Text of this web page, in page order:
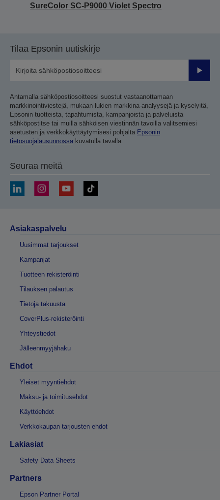
SureColor SC-P9000 Violet Spectro
Tilaa Epsonin uutiskirje
Lähetä
Antamalla sähköpostiosoitteesi suostut vastaanottamaan
markkinointiviestejä, mukaan lukien markkina-analyysejä ja kyselyitä,
Epsonin tuotteista, tapahtumista, kampanjoista ja palveluista
sähköpostitse tai muilla sähköisen viestinnän tavoilla valitsemiesi
asetusten ja verkkokäyttäytymisesi pohjalta Epsonin
tietosuojalausunnossa kuvatulla tavalla.
Seuraa meitä
Asiakaspalvelu
Uusimmat tarjoukset
Kampanjat
Tuotteen rekisteröinti
Tilauksen palautus
Tietoja takuusta
CoverPlus-rekisteröinti
Yhteystiedot
Jälleenmyyjähaku
Ehdot
Yleiset myyntiehdot
Maksu- ja toimitusehdot
Käyttöehdot
Verkkokaupan tarjousten ehdot
Lakiasiat
Safety Data Sheets
Partners
Epson Partner Portal